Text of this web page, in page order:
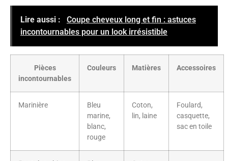
Lire aussi :
Coupe cheveux long et fin : astuces
incontournables pour un look irrésistible
Pièces
incontournables
Couleurs Matières Accessoires
Marinière
Bleu
marine,
blanc,
rouge
Coton,
lin, laine
Foulard,
casquette,
sac en toile